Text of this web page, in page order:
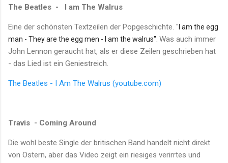
The Beatles - I am The Walrus
Eine der schönsten Textzeilen der Popgeschichte. " I am the egg
man - They are the egg men - I am the walrus". Was auch immer
John Lennon geraucht hat, als er diese Zeilen geschrieben hat
- das Lied ist ein Geniestreich.
The Beatles - I Am The Walrus (youtube.com)
Travis - Coming Around
Die wohl beste Single der britischen Band handelt nicht direkt
von Ostern, aber das Video zeigt ein riesiges verirrtes und